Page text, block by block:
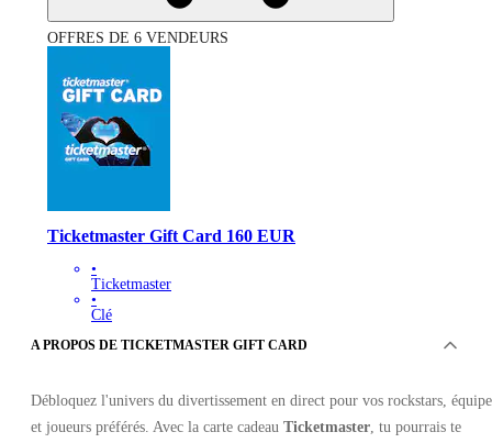
OFFRES DE 6 VENDEURS
Ticketmaster Gift Card 160 EUR
•
Ticketmaster
•
Clé
AUTRICHE
A PROPOS DE TICKETMASTER GIFT CARD
Débloquez l'univers du divertissement en direct pour vos rockstars,
et joueurs préférés. Avec la carte cadeau Ticketmaster , tu pourrais te